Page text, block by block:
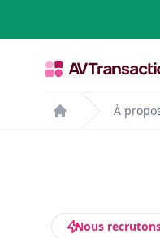
Home
À
Nous